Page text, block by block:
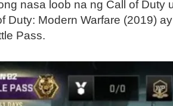
nasa loob na ng Call of
Duty: Modern Warfare (2019)
Pass.